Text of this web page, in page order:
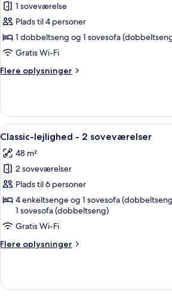
af
Comfort-
lejlighed
-
soveværelse
1 soveværelse
Plads til 4 personer
1 dobbeltseng og 1 sovesofa
Gratis Wi-Fi
Flere oplysninger
Flere
lejlighed
1
soveværelse
Indlæs
alle
billeder
af
Classic-
lejlighed
2
soveværelser
8
Classic-lejlighed - 2 soveværelser
48 m²
2 soveværelser
Plads til 6 personer
4 enkeltsenge og 1 sovesofa
1 sovesofa (dobbeltseng)
Gratis Wi-Fi
Flere oplysninger
Flere
lejlighed